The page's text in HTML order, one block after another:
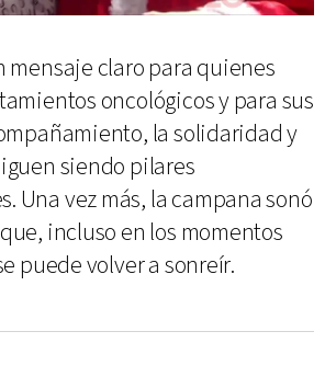
mensaje claro para quienes
oncológicos y para sus
la solidaridad y
siendo pilares
Una vez más, la campana sonó
incluso en los momentos
puede volver a sonreír.